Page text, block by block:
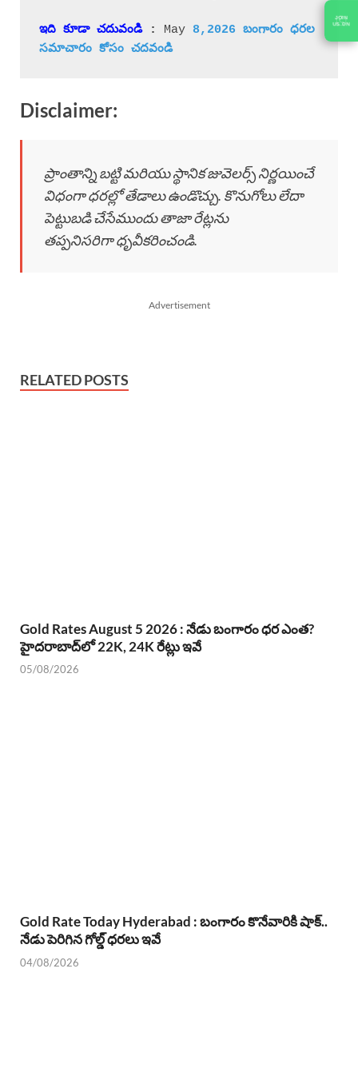
ఇది కూడా చదువండి : May
సమాచారం కోసం చదవండి
Disclaimer:
ప్రాంతాన్ని బట్టి మరియు స్థానిక జువెలర్స్ నిర్ణయించే
విధంగా ధరల్లో తేడాలు ఉండొచ్చు. కొనుగోలు లేదా
పెట్టుబడి చేసేముందు తాజా రేట్లను
తప్పనిసరిగా ధృవీకరించండి.
Advertisement
RELATED POSTS
Gold Rates August 5 2026 : నేడు బంగారం ధర ఎంత?
హైదరాబాద్‌లో 22K, 24K రేట్లు ఇవే
05/08/2026
Gold Rate Today Hyderabad : బంగారం కొనేవారికి షాక్..
నేడు పెరిగిన గోల్డ్ ధరలు ఇవే
04/08/2026